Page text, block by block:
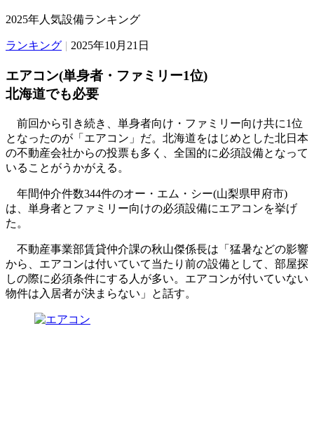
2025年人気設備ランキング
ランキング | 2025年10月21日
エアコン(単身者・ファミリー1位)
北海道でも必要
前回から引き続き、単身者向け・ファミリー向け共に1位
となったのが「エアコン」だ。北海道をはじめとした北日本
の不動産会社からの投票も多く、全国的に必須設備となって
いることがうかがえる。
年間仲介件数344件のオー・エム・シー(山梨県甲府市)
は、単身者とファミリー向けの必須設備にエアコンを挙げ
た。
不動産事業部賃貸仲介課の秋山傑係長は「猛暑などの影響
から、エアコンは付いていて当たり前の設備として、部屋探
しの際に必須条件にする人が多い。エアコンが付いていない
物件は入居者が決まらない」と話す。